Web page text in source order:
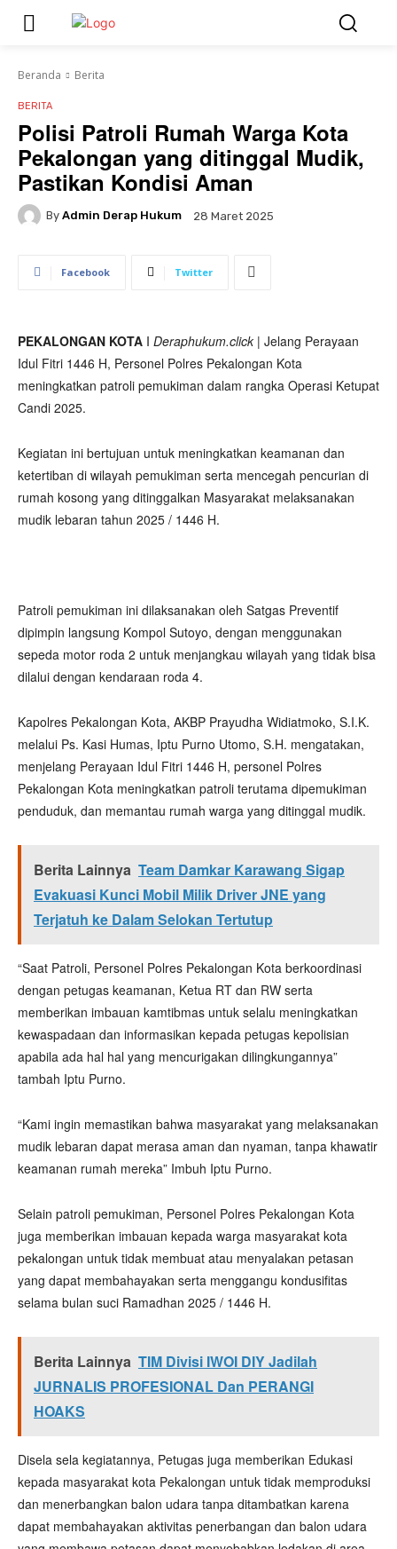
Beranda Berita
BERITA
Polisi Patroli Rumah Warga Kota
Pekalongan yang ditinggal Mudik,
Pastikan Kondisi Aman
By Admin Derap Hukum 28 Maret 2025
Facebook Twitter
PEKALONGAN KOTA I Deraphukum.click | Jelang Perayaan
Idul Fitri 1446 H, Personel Polres Pekalongan Kota
meningkatkan patroli pemukiman dalam rangka Operasi Ketupat
Candi 2025.
Kegiatan ini bertujuan untuk meningkatkan keamanan dan
ketertiban di wilayah pemukiman serta mencegah pencurian di
rumah kosong yang ditinggalkan Masyarakat melaksanakan
mudik lebaran tahun 2025 / 1446 H.
Patroli pemukiman ini dilaksanakan oleh Satgas Preventif
dipimpin langsung Kompol Sutoyo, dengan menggunakan
sepeda motor roda 2 untuk menjangkau wilayah yang tidak bisa
dilalui dengan kendaraan roda 4.
Kapolres Pekalongan Kota, AKBP Prayudha Widiatmoko, S.I.K.
melalui Ps. Kasi Humas, Iptu Purno Utomo, S.H. mengatakan,
menjelang Perayaan Idul Fitri 1446 H, personel Polres
Pekalongan Kota meningkatkan patroli terutama dipemukiman
penduduk, dan memantau rumah warga yang ditinggal mudik.
Berita Lainnya Team Damkar Karawang Sigap
Evakuasi Kunci Mobil Milik Driver JNE yang
Terjatuh ke Dalam Selokan Tertutup
“Saat Patroli, Personel Polres Pekalongan Kota berkoordinasi
dengan petugas keamanan, Ketua RT dan RW serta
memberikan imbauan kamtibmas untuk selalu meningkatkan
kewaspadaan dan informasikan kepada petugas kepolisian
apabila ada hal hal yang mencurigakan dilingkungannya”
tambah Iptu Purno.
“Kami ingin memastikan bahwa masyarakat yang melaksanakan
mudik lebaran dapat merasa aman dan nyaman, tanpa khawatir
keamanan rumah mereka” Imbuh Iptu Purno.
Selain patroli pemukiman, Personel Polres Pekalongan Kota
juga memberikan imbauan kepada warga masyarakat kota
pekalongan untuk tidak membuat atau menyalakan petasan
yang dapat membahayakan serta menggangu kondusifitas
selama bulan suci Ramadhan 2025 / 1446 H.
Berita Lainnya TIM Divisi IWOI DIY Jadilah
JURNALIS PROFESIONAL Dan PERANGI
HOAKS
Disela sela kegiatannya, Petugas juga memberikan Edukasi
kepada masyarakat kota Pekalongan untuk tidak memproduksi
dan menerbangkan balon udara tanpa ditambatkan karena
dapat membahayakan aktivitas penerbangan dan balon udara